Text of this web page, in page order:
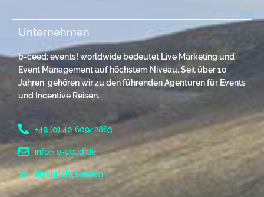
Unternehmen
b-ceed: events! worldwide bedeutet Live Marketing und
Event Management auf höchstem Niveau. Seit über 10
Jahren gehören wir zu den führenden Agenturen für Events
und Incentive Reisen.
+49 (0) 40 60942883
info@b-ceed.de
Nachricht senden